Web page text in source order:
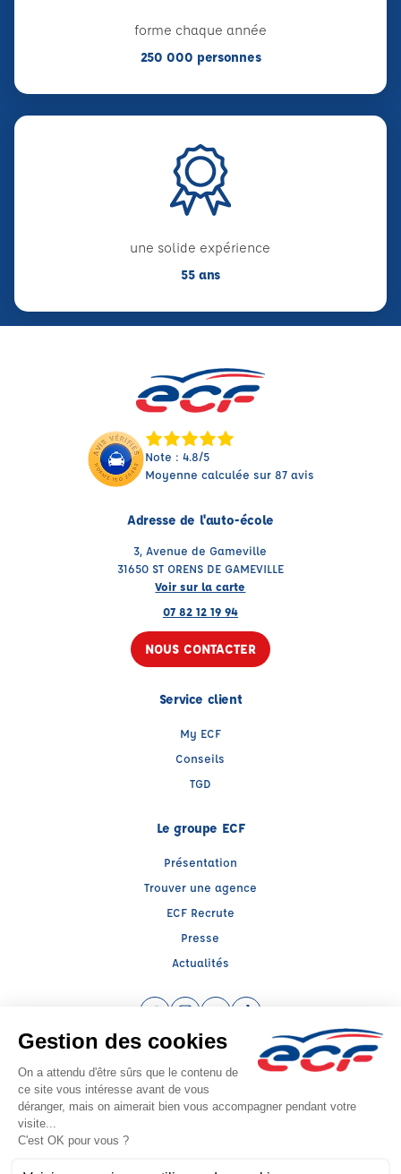
forme chaque année
250 000 personnes
une solide expérience
55 ans
Note : 4.8/5
Moyenne calculée sur 87 avis
Adresse de l'auto-école
3, Avenue de Gameville
31650 ST ORENS DE GAMEVILLE
Voir sur la carte
07 82 12 19 94
NOUS CONTACTER
Service client
My ECF
Conseils
TGD
Le groupe ECF
Présentation
Trouver une agence
ECF Recrute
Presse
Actualités
Facebook (nouvelle fenêtre)
Instagram (nouvelle fenêtre)
YouTube (nouvelle fenêtre)
TikTok (nouvelle fenêtre)
Raison sociale : ECF MIDI FRANCE - Capital social: 200000€
SIREN: 538947326 - Numéro de TVA intracommunautaire: FR 12 538947326
Agrément n°E 22 031 00040
Siège social : 39, Place des Carmes , TOULOUSE (31000) - Représentant légal